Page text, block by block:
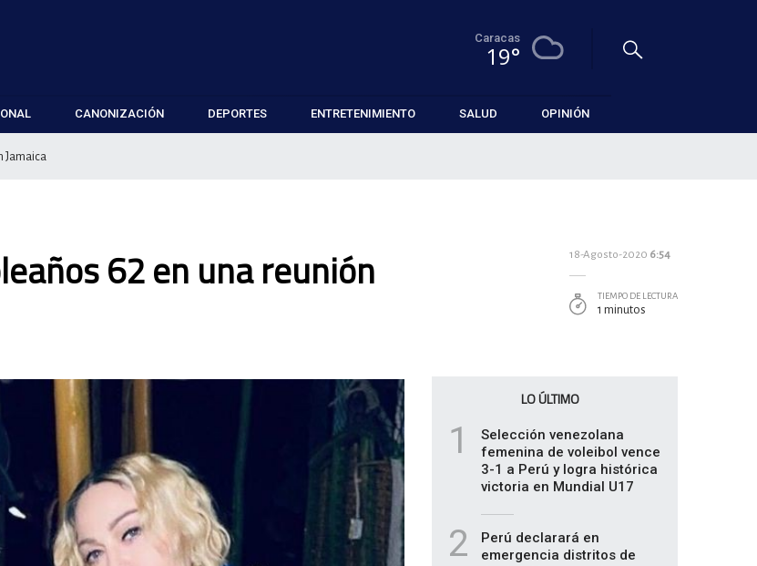
Caracas
19°
CANONIZACIÓN DEPORTES ENTRETENIMIENTO SALUD OPINIÓN
Jamaica
62 en una reunión 18-Agosto-2020 6:54
TIEMPO DE LECTURA
1 minutos
LO ÚLTIMO
1
Selección venezolana
femenina de voleibol vence
3-1 a Perú y logra histórica
victoria en Mundial U17
2
Perú declarará en
emergencia distritos de